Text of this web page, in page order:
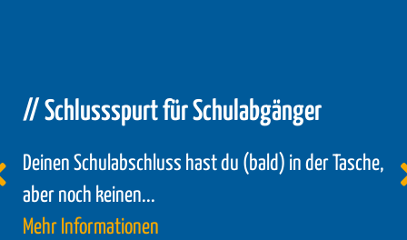
// Schlussspurt für Schulabgänger
Deinen Schulabschluss hast du (bald) in der Tasche,
aber noch keinen...
Mehr Informationen